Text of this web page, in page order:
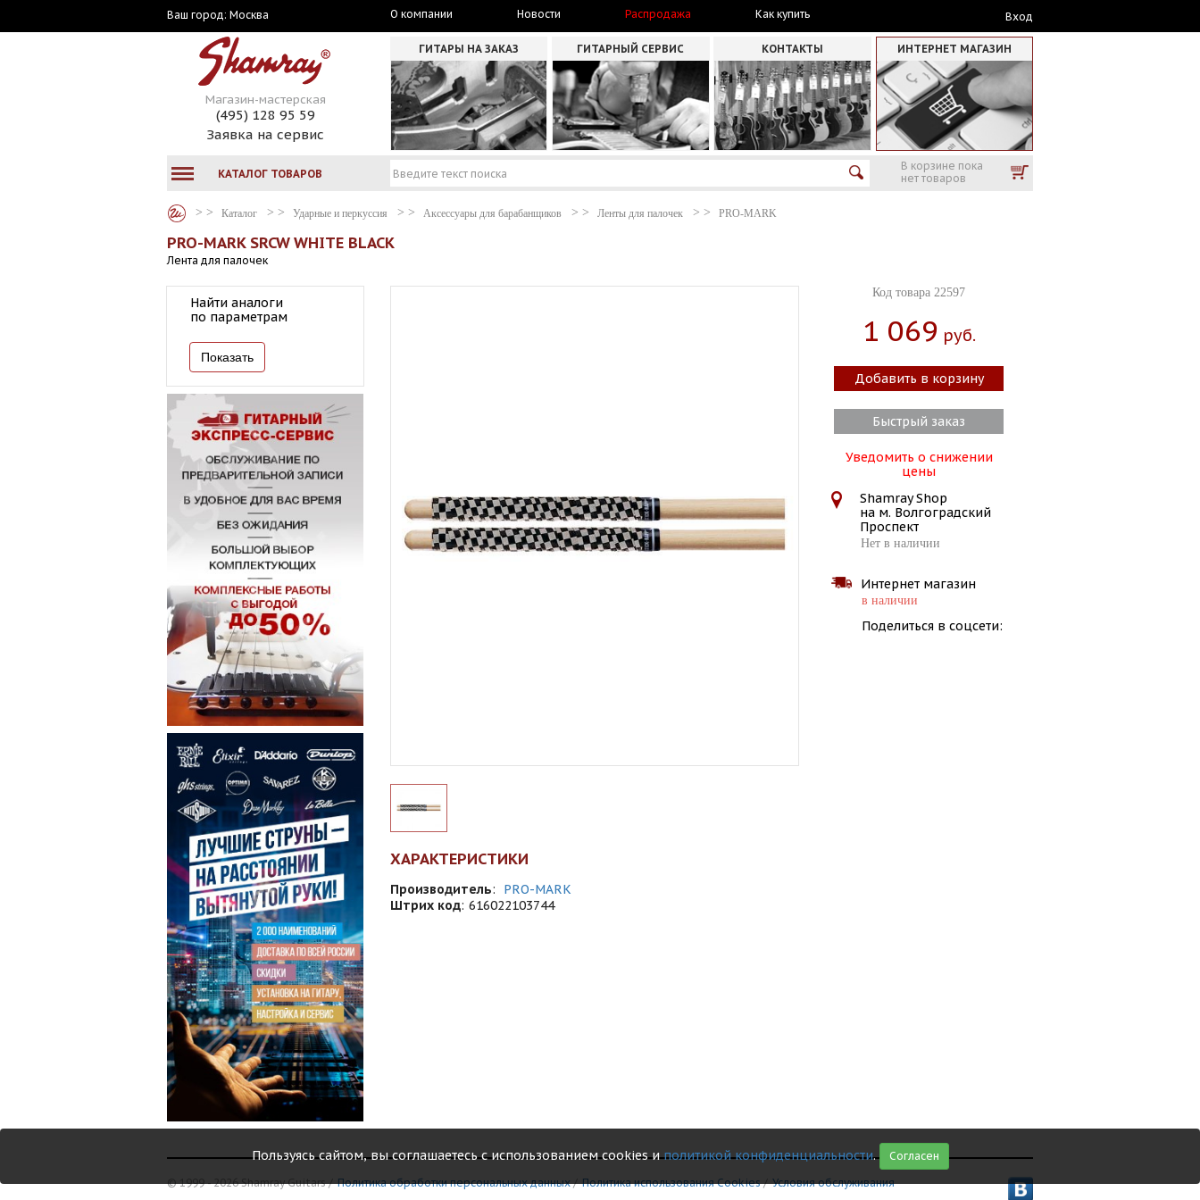
Ваш город: Москва О компании Новости Распродажа Как купить Вход
Магазин-мастерская
(495) 128 95 59
Заявка на сервис
ГИТАРЫ НА ЗАКАЗ ГИТАРНЫЙ СЕРВИС КОНТАКТЫ ИНТЕРНЕТ МАГАЗИН
КАТАЛОГ ТОВАРОВ
В корзине пока
нет товаров
Каталог Ударные и перкуссия Аксессуары для барабанщиков Ленты для палочек PRO-MARK
PRO-MARK SRCW WHITE BLACK
Лента для палочек
Найти аналоги
по параметрам
Код товара 22597
1 069 Руб.
Добавить в корзину
Быстрый заказ
Уведомить о снижении
цены
Shamray Shop
на м. Волгоградский
Проспект
Нет в наличии
Интернет магазин
в наличии
Поделиться в соцсети:
ХАРАКТЕРИСТИКИ
Производитель:
PRO-MARK
Штрих код: 616022103744
© 1999 - 2026 Shamray Guitars /Политика обработки персональных данных/Политика использования Сookies/Условия обслуживания
Пользуясь сайтом, вы соглашаетесь с использованием cookies иполитикой конфиденциальности. Согласен